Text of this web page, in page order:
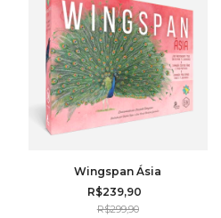
Wingspan Ásia
R$239,90
R$299,90